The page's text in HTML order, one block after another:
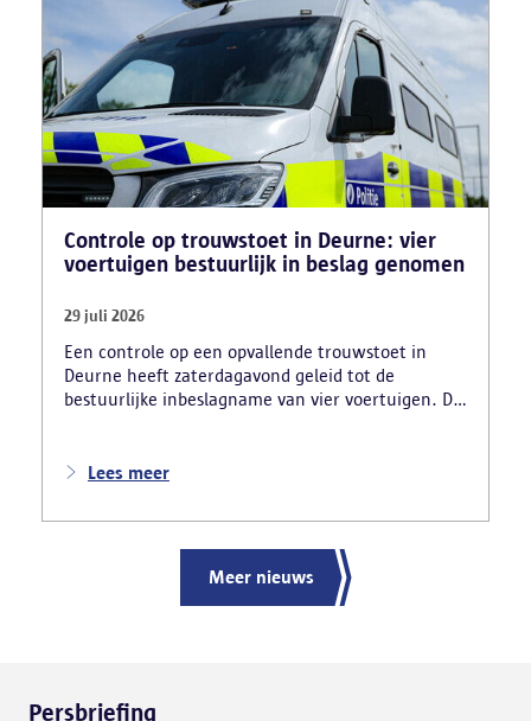
Controle op trouwstoet in Deurne: vier
voertuigen bestuurlijk in beslag genomen
29 juli 2026
Een controle op een opvallende trouwstoet in
Deurne heeft zaterdagavond geleid tot de
bestuurlijke inbeslagname van vier voertuigen. De
nadat meerdere weggebruikers melding hadden
ernstige verkeershinder die dat als gevolg had.
Lees meer
Meer nieuws
Persbriefing